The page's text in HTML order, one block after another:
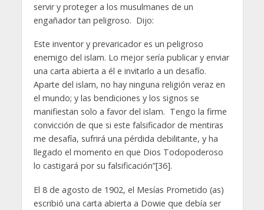
servir y proteger a los musulmanes de un
engañador tan peligroso. Dijo:
Este inventor y prevaricador es un peligroso
enemigo del islam. Lo mejor sería publicar y enviar
una carta abierta a él e invitarlo a un desafío.
Aparte del islam, no hay ninguna religión veraz en
el mundo; y las bendiciones y los signos se
manifiestan solo a favor del islam. Tengo la firme
convicción de que si este falsificador de mentiras
me desafía, sufrirá una pérdida debilitante, y ha
llegado el momento en que Dios Todopoderoso
lo castigará por su falsificación”[36].
El 8 de agosto de 1902, el Mesías Prometido (as)
escribió una carta abierta a Dowie que debía ser